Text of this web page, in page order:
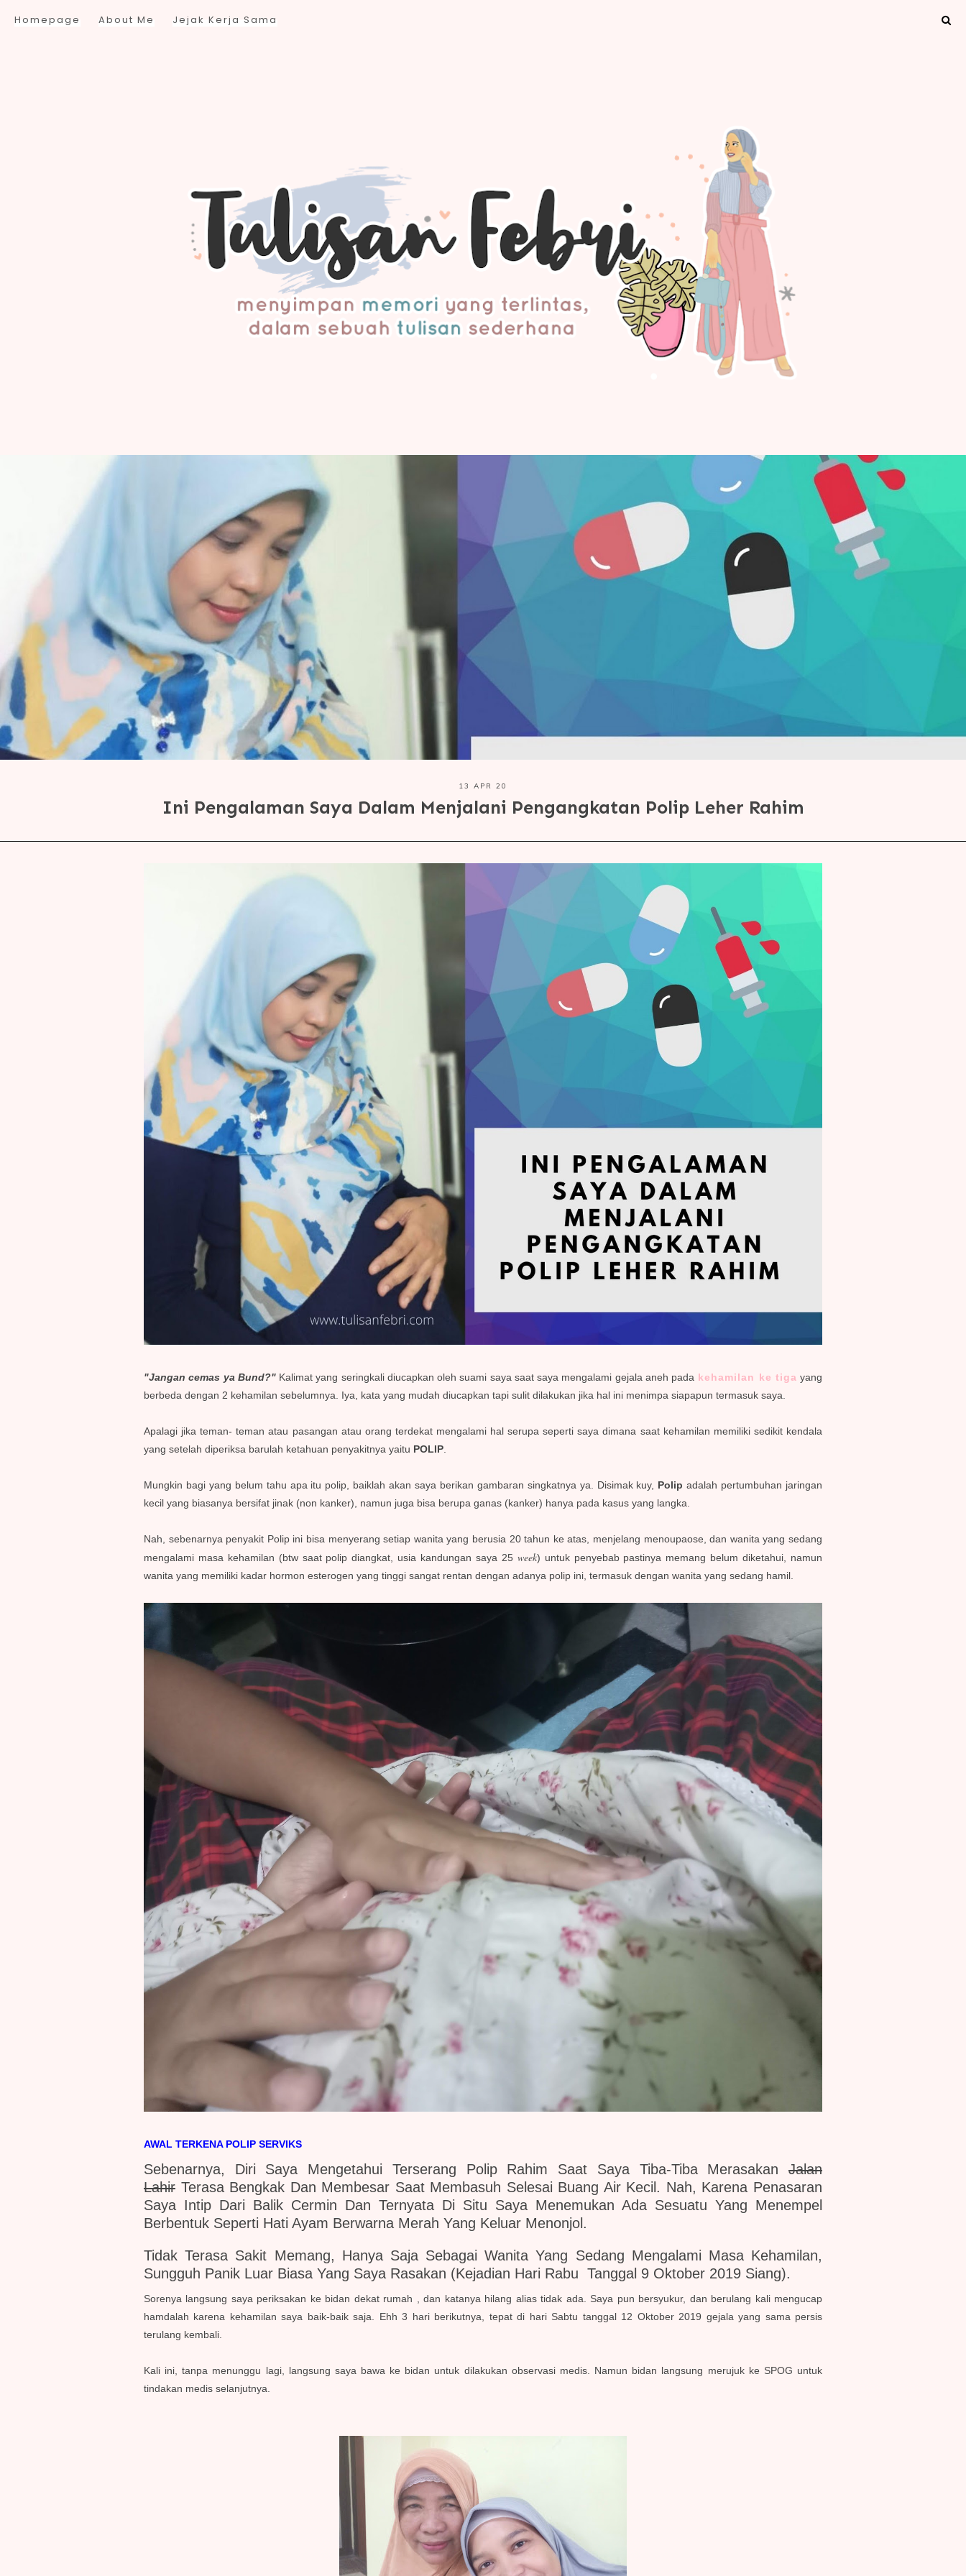
Homepage About Me Jejak Kerja Sama
13 APR 20
Ini Pengalaman Saya Dalam Menjalani Pengangkatan Polip Leher Rahim
"Jangan cemas ya Bund?" Kalimat yang seringkali diucapkan oleh suami saya saat saya mengalami gejala aneh pada kehamilan ke tiga yang
berbeda dengan 2 kehamilan sebelumnya. Iya, kata yang mudah diucapkan tapi sulit dilakukan jika hal ini menimpa siapapun termasuk saya.
Apalagi jika teman- teman atau pasangan atau orang terdekat mengalami hal serupa seperti saya dimana saat kehamilan memiliki sedikit kendala
yang setelah diperiksa barulah ketahuan penyakitnya yaitu POLIP
Mungkin bagi yang belum tahu apa itu polip, baiklah akan saya berikan gambaran singkatnya ya. Disimak kuy, Polip adalah pertumbuhan jaringan
kecil yang biasanya bersifat jinak (non kanker), namun juga bisa berupa ganas (kanker) hanya pada kasus yang langka.
Nah, sebenarnya penyakit Polip ini bisa menyerang setiap wanita yang berusia 20 tahun ke atas, menjelang menoupaose, dan wanita yang sedang
mengalami masa kehamilan (btw saat polip diangkat, usia kandungan saya 25 week) untuk penyebab pastinya memang belum diketahui, namun
wanita yang memiliki kadar hormon esterogen yang tinggi sangat rentan dengan adanya polip ini, termasuk dengan wanita yang sedang hamil.
AWAL TERKENA POLIP SERVIKS
Sebenarnya, Diri Saya Mengetahui Terserang Polip Rahim Saat Saya Tiba-Tiba Merasakan Jalan
Lahir Terasa Bengkak Dan Membesar Saat Membasuh Selesai Buang Air Kecil. Nah, Karena Penasaran
Saya Intip Dari Balik Cermin Dan Ternyata Di Situ Saya Menemukan Ada Sesuatu Yang Menempel
Berbentuk Seperti Hati Ayam Berwarna Merah Yang Keluar Menonjol.
Tidak Terasa Sakit Memang, Hanya Saja Sebagai Wanita Yang Sedang Mengalami Masa Kehamilan,
Sungguh Panik Luar Biasa Yang Saya Rasakan (kejadian Hari Rabu Tanggal 9 Oktober 2019 Siang).
Sorenya langsung saya periksakan ke bidan dekat rumah , dan katanya hilang alias tidak ada. Saya pun bersyukur, dan berulang kali mengucap
hamdalah karena kehamilan saya baik-baik saja. Ehh 3 hari berikutnya, tepat di hari Sabtu tanggal 12 Oktober 2019 gejala yang sama persis
terulang kembali.
Kali ini, tanpa menunggu lagi, langsung saya bawa ke bidan untuk dilakukan observasi medis. Namun bidan langsung merujuk ke SPOG untuk
tindakan medis selanjutnya.